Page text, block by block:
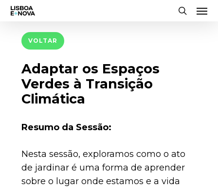
Skip
content
VOLTAR
Adaptar os Espaços
Verdes à Transição
Climática
Resumo da Sessão:
Nesta sessão, exploramos como o ato
de jardinar é uma forma de aprender
sobre o lugar onde estamos e a vida